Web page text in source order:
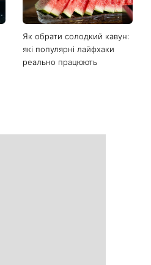
Як обрати солодкий кавун:
які популярні лайфхаки
реально працюють